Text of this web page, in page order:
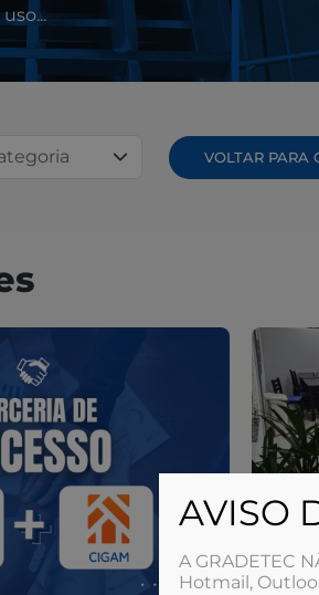
VOLTAR PARA
AVISO
A GRADETEC
Hotmail,